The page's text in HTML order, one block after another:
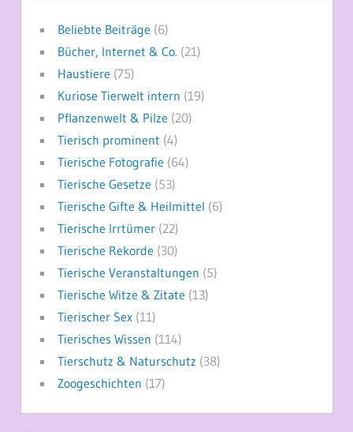
Beliebte Beiträge (6)
Bücher, Internet & Co. (21)
Haustiere (75)
Kuriose Tierwelt intern (19)
Pflanzenwelt & Pilze (20)
Tierisch prominent (4)
Tierische Fotografie (64)
Tierische Gesetze (53)
Tierische Gifte & Heilmittel (6)
Tierische Irrtümer(22)
Tierische Rekorde (30)
Tierische Veranstaltungen (5)
Tierische Witze & Zitate (13)
Tierischer Sex(11)
Tierisches Wissen (114)
Tierschutz & Naturschutz (38)
Zoogeschichten (17)